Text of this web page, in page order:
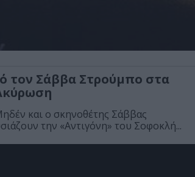
τον Σάββα Στρούμπο στα
και ο σκηνοθέτης Σάββας
την «Αντιγόνη» του Σοφοκλή...